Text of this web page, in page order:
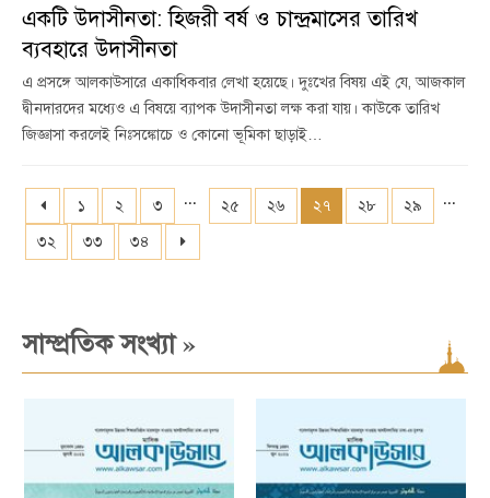
একটি উদাসীনতা: হিজরী বর্ষ ও চান্দ্রমাসের তারিখ
ব্যবহারে উদাসীনতা
এ প্রসঙ্গে আলকাউসারে একাধিকবার লেখা হয়েছে। দুঃখের বিষয় এই যে, আজকাল
দ্বীনদারদের মধ্যেও এ বিষয়ে ব্যাপক উদাসীনতা লক্ষ করা যায়। কাউকে তারিখ
জিজ্ঞাসা করলেই নিঃসঙ্কোচে ও কোনো ভূমিকা ছাড়াই…
১ ২ ৩ ... ২৫ ২৬ ২৭ ২৮ ২৯ ...
৩২ ৩৩ ৩৪
সাম্প্রতিক সংখ্যা»